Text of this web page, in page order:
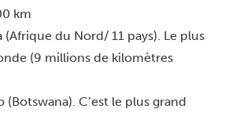
km
(Afrique du Nord/ 11 pays). Le plus
(9 millions de kilomètres
(Botswana). C’est le plus grand